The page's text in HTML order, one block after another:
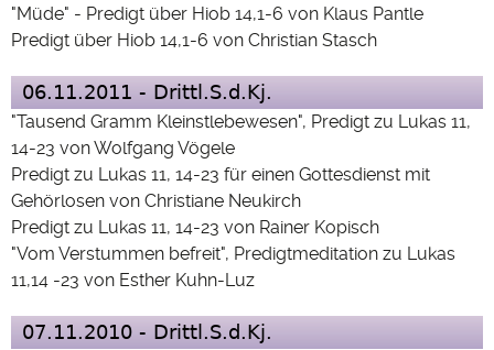
"Müde" - Predigt über Hiob 14,1-6 von Klaus Pantle
Predigt über Hiob 14,1-6 von Christian Stasch
06.11.2011 - Drittl.S.d.Kj.
"Tausend Gramm Kleinstlebewesen", Predigt zu Lukas 11,
14-23 von Wolfgang Vögele
Predigt zu Lukas 11, 14-23 für einen Gottesdienst mit
Gehörlosen von Christiane Neukirch
Predigt zu Lukas 11, 14-23 von Rainer Kopisch
"Vom Verstummen befreit", Predigtmeditation zu Lukas
11,14 -23 von Esther Kuhn-Luz
07.11.2010 - Drittl.S.d.Kj.